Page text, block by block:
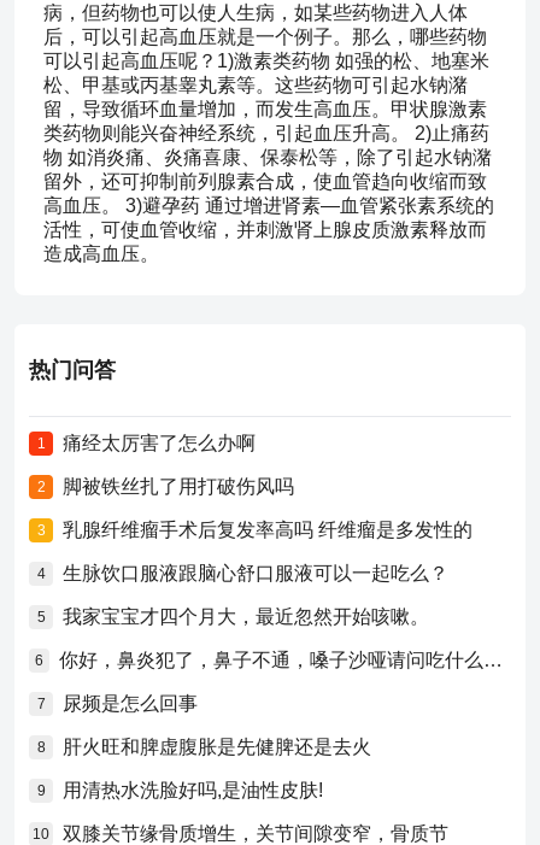
病，但药物也可以使人生病，如某些药物进入人体
后，可以引起高血压就是一个例子。那么，哪些药物
可以引起高血压呢？1)激素类药物 如强的松、地塞米
松、甲基或丙基睾丸素等。这些药物可引起水钠潴
留，导致循环血量增加，而发生高血压。甲状腺激素
类药物则能兴奋神经系统，引起血压升高。 2)止痛药
物 如消炎痛、炎痛喜康、保泰松等，除了引起水钠潴
留外，还可抑制前列腺素合成，使血管趋向收缩而致
高血压。 3)避孕药 通过增进肾素—血管紧张素系统的
活性，可使血管收缩，并刺激肾上腺皮质激素释放而
造成高血压。
热门问答
1 痛经太厉害了怎么办啊
2 脚被铁丝扎了用打破伤风吗
3 乳腺纤维瘤手术后复发率高吗 纤维瘤是多发性的
4 生脉饮口服液跟脑心舒口服液可以一起吃么？
5 我家宝宝才四个月大，最近忽然开始咳嗽。
6 你好，鼻炎犯了，鼻子不通，嗓子沙哑请问吃什么药比较好？
7 尿频是怎么回事
8 肝火旺和脾虚腹胀是先健脾还是去火
9 用清热水洗脸好吗,是油性皮肤!
10 双膝关节缘骨质增生，关节间隙变窄，骨质节